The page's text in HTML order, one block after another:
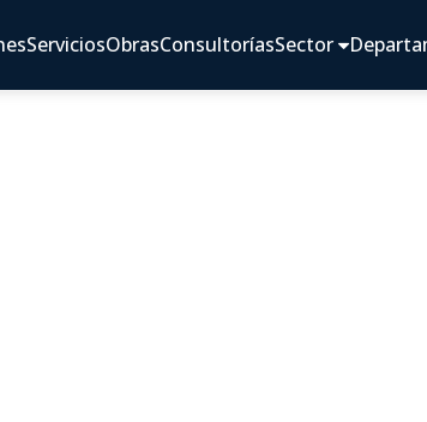
ServiciosObrasConsultoríasSector